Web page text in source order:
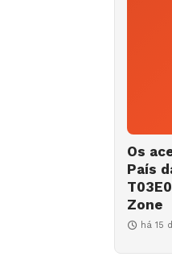
Os
País
Zone
há 15